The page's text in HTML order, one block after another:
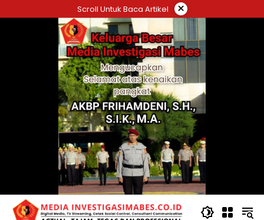
ke
Scroll Untuk Baca Artikel ×